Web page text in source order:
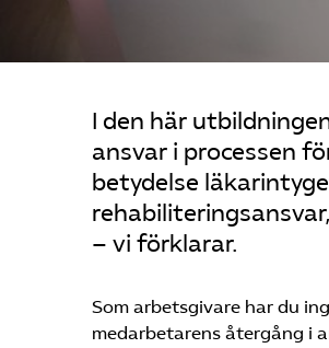
I den här
ansvar i processen
betydelse
– vi förklarar.
Som arbetsgivare har du
medarbetarens återgång i